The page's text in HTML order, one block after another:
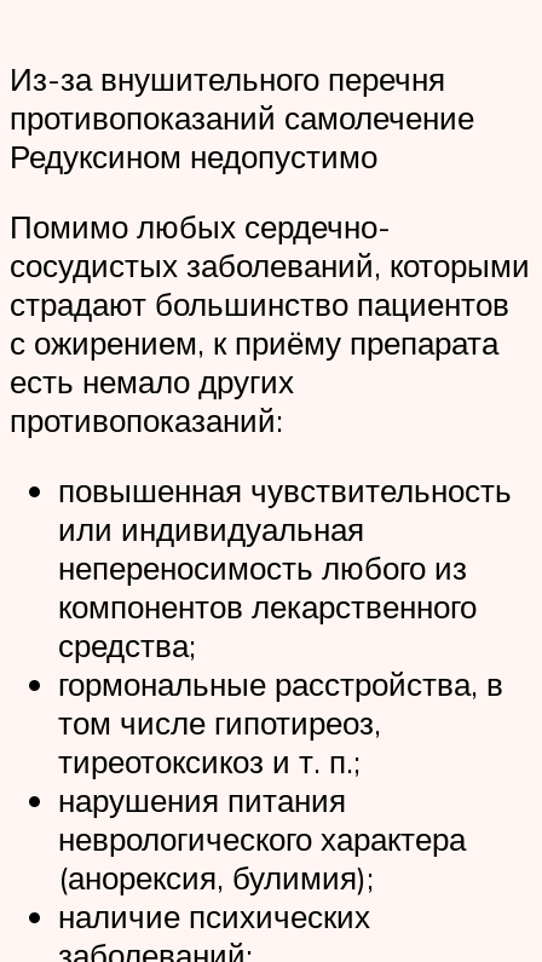
Из-за внушительного перечня
противопоказаний самолечение
Редуксином недопустимо
Помимо любых сердечно-
сосудистых заболеваний, которыми
страдают большинство пациентов
с ожирением, к приёму препарата
есть немало других
противопоказаний:
повышенная чувствительность
или индивидуальная
непереносимость любого из
компонентов лекарственного
средства;
гормональные расстройства, в
том числе гипотиреоз,
тиреотоксикоз и т. п.;
нарушения питания
неврологического характера
(анорексия, булимия);
наличие психических